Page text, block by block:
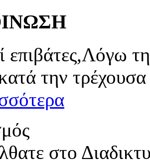
επιβάτες,Λόγω
την
στο